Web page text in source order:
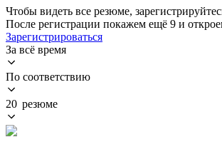
Чтобы видеть все резюме,
После регистрации покажем ещё 9 и
Зарегистрироваться
За всё время
По соответствию
20 резюме